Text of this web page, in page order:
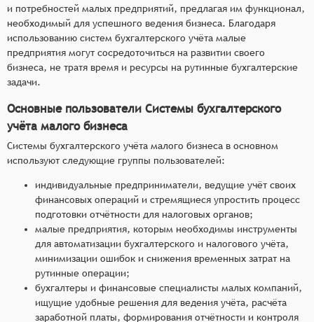
и потребностей малых предприятий, предлагая им функционал,
необходимый для успешного ведения бизнеса. Благодаря
использованию систем бухгалтерского учёта малые
предприятия могут сосредоточиться на развитии своего
бизнеса, не тратя время и ресурсы на рутинные бухгалтерские
задачи.
Основные пользователи Системы бухгалтерского
учёта малого бизнеса
Системы бухгалтерского учёта малого бизнеса в основном
используют следующие группы пользователей:
индивидуальные предприниматели, ведущие учёт своих
финансовых операций и стремящиеся упростить процесс
подготовки отчётности для налоговых органов;
малые предприятия, которым необходимы инструменты
для автоматизации бухгалтерского и налогового учёта,
минимизации ошибок и снижения временных затрат на
рутинные операции;
бухгалтеры и финансовые специалисты малых компаний,
ищущие удобные решения для ведения учёта, расчёта
заработной платы, формирования отчётности и контроля